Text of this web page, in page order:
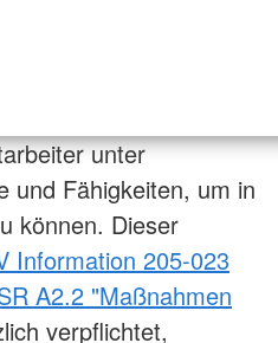
unter
und Fähigkeiten, um in
können. Dieser
Information 205-023
A2.2 "Maßnahmen
verpflichtet,